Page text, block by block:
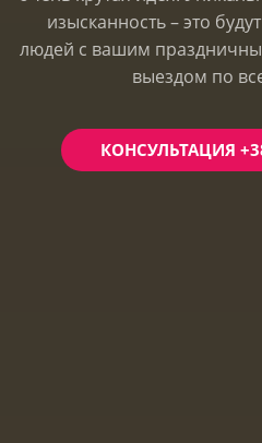
изысканность – это
людей с вашим
выездом по
КОНСУЛЬТАЦИЯ